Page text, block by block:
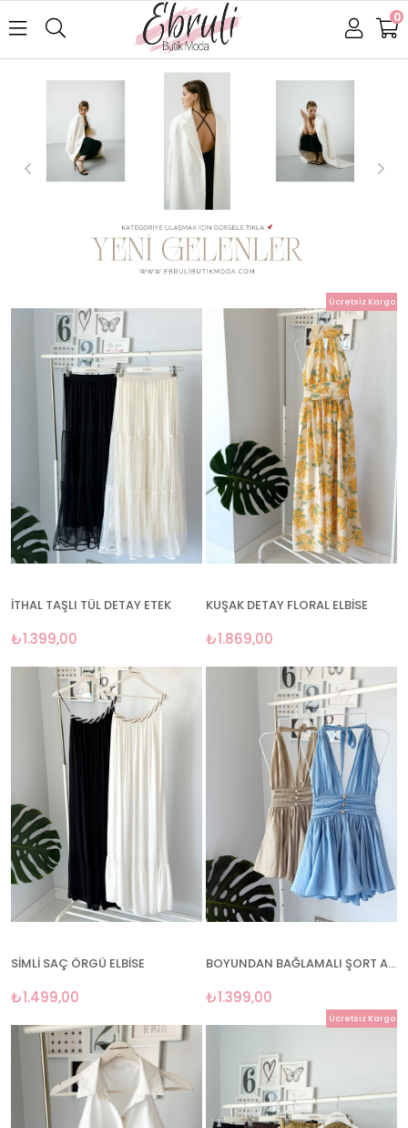
0
İTHAL TAŞLI TÜL DETAY ETEK
₺1.399,00
KUŞAK DETAY FLORAL ELBİSE
₺1.869,00
Ücretsiz Kargo
SİMLİ SAÇ ÖRGÜ ELBİSE
₺1.499,00
BOYUNDAN BAĞLAMALI ŞORT ASTARLI ELBİSE
₺1.399,00
Ücretsiz Kargo